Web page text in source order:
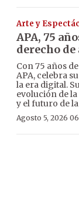
Arte y
APA, 75
derecho
Con 75 años
APA, celebra
la era digital.
evolución de
y el futuro de
Agosto 5, 2026